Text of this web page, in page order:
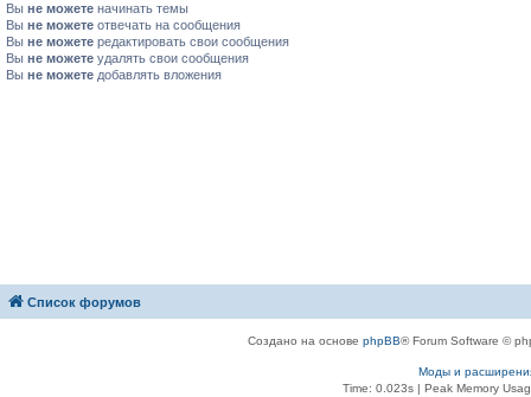
Вы не можете начинать темы
Вы не можете отвечать на сообщения
Вы не можете редактировать свои сообщения
Вы не можете удалять свои сообщения
Вы не можете добавлять вложения
Список форумов
Создано на основе phpBB® Forum Software ©
Моды и
Time: 0.023s| Peak Memory